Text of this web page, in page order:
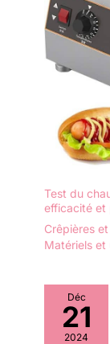
Test du
efficacité et
Crêpières
Matériels et
Déc
21
2024